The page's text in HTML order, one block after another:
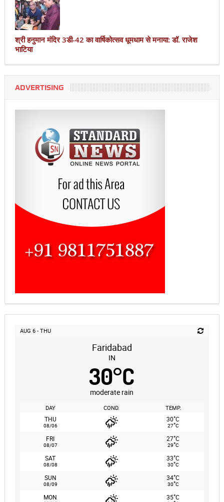
श्री हनुमान मंदिर 3डी-42 का वार्षिकोत्सव धूमधाम से मनाया: डॉ. राजेश
भाटिया
ADVERTISING
AUG 6 - THU
Faridabad
IN
30°C
moderate rain
DAY COND. TEMP.
THU
08/06
30°C
27°C
FRI
08/07
27°C
29°C
SAT
08/08
33°C
30°C
SUN
08/09
34°C
30°C
MON 35°C